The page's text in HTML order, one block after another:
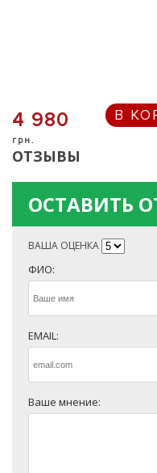
4 980
грн.
В
ОТЗЫВЫ
ОСТАВИТЬ
ВАША ОЦЕНКА
ФИО:
EMAIL:
Ваше мнение: